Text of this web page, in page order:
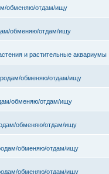
обменяю/отдам/ищу
обменяю/отдам/ищу
и растительные аквариумы
обменяю/отдам/ищу
обменяю/отдам/ищу
обменяю/отдам/ищу
обменяю/отдам/ищу
обменяю/отдам/ищу